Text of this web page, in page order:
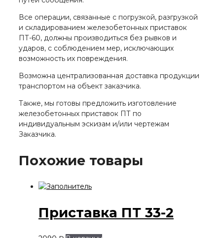
Все операции, связанные с погрузкой, разгрузкой
и складированием железобетонных приставок
ПТ-60, должны производиться без рывков и
ударов, с соблюдением мер, исключающих
возможность их повреждения.
Возможна централизованная доставка продукции
транспортом на объект заказчика.
Также, мы готовы предложить изготовление
железобетонных приставок ПТ по
индивидуальным эскизам и/или чертежам
Заказчика.
Похожие товары
Приставка ПТ 33-2